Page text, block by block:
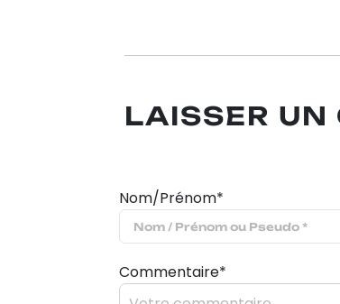
LAISSER
Nom/Prénom*
Commentaire*